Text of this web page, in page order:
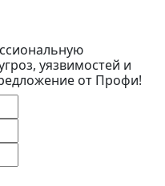
уязвимостей и
от Профи!